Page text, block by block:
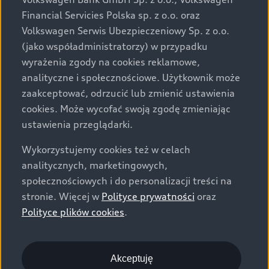
za dopłatą. Wiążące ustalenie ceny, wyposażenia i
specyfikacji pojazdu następują w umowie sprzedaży, a
określenie parametrów technicznych zawiera
świadectwo homologacji typu pojazdu. Zastrzegamy
sobie prawo do zmian i pomyłek. Wszelkie informacje
prezentowane na stronie są aktualne na dzień ich
zamieszczania. W celu uzyskania najnowszych
informacji prosimy kontaktować się z Partnerem Marki
Audi.
Wszystkie produkowane obecnie samochody marki Audi
są wykonywane z materiałów spełniających pod
względem możliwości odzysku i recyklingu wymagania
określone w normie ISO 22628 i są zgodne z
europejskimi świadectwami homologacji wydanymi wg
o.o. podlega obowiązkowi zapewnienia wszystkim
użytkownikom samochodów marki Volkswagen sieci
Financial Servicies Polska sp. z o.o. oraz
Volkswagen Serwis Ubezpieczeniowy Sp. z o.o.
(jako współadministratorzy) w przypadku
wyrażenia zgody na cookies reklamowe,
analityczne i społecznościowe. Użytkownik może
zaakceptować, odrzucić lub zmienić ustawienia
cookies. Może wycofać swoją zgodę zmieniając
ustawienia przeglądarki.
Wykorzystujemy cookies też w celach
analitycznych, marketingowych,
społecznościowych i do personalizacji treści na
stronie. Więcej w Polityce prywatności oraz
Polityce plików cookies.
Akceptuję